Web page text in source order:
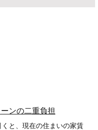
ンの二重負担
と、現在の住まいの家賃